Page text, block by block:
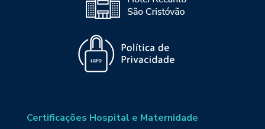
Certificações Hospital e Maternidade